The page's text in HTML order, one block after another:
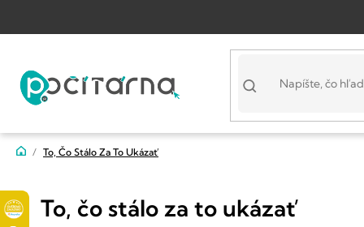
obsah
DomovTo, Čo Stálo Za To Ukázať
To, čo stálo za to ukázať